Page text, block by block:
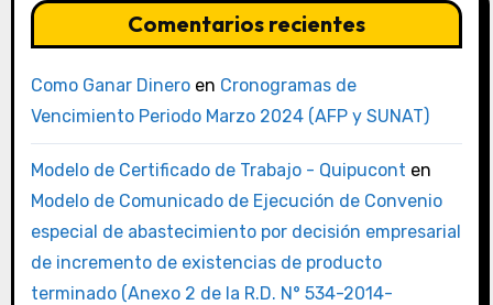
Comentarios recientes
Como Ganar Dineroen Cronogramas de
Vencimiento Periodo Marzo 2024 (AFP y SUNAT)
Modelo de Certificado de Trabajo - Quipucont en
Modelo de Comunicado de Ejecución de Convenio
especial de abastecimiento por decisión empresarial
de incremento de existencias de producto
terminado (Anexo 2 de la R.D. N° 534-2014-